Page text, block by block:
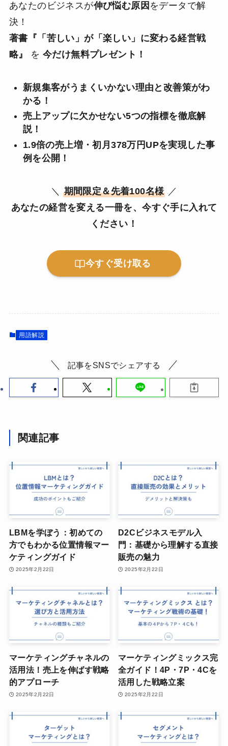
あなたのビジネスが伸び悩む原因 をデータで解
決！
著書『「苦しい」が「楽しい」に変わる経営戦
略』
を 今だけ無料プレゼント！
新規集客がうまくいかない理由と改善策がわ
かる！
売上アップに欠かせない5つの指標を徹底解
説！
1.9倍の売上増・初月378万円UPを実現した事
例を公開！
＼ 期間限定＆先着100名様 ／
あなたの経営を変える一冊を、今すぐ手に入れて
ください！
今すぐ受け取る
用語解説
記事をSNSでシェアする
関連記事
LBMを学ぼう：初めての
方でもわかる位置情報マー
ケティングガイド
2025年2月22日
D2Cビジネスモデル入
門：基礎から理解する直接
販売の魅力
2025年2月22日
マーケティングチャネルの
活用法！売上を伸ばす戦略
的アプローチ
2025年2月22日
マーケティングミックス完
全ガイド！4P・7P・4Cを
活用した戦略立案
2025年2月22日